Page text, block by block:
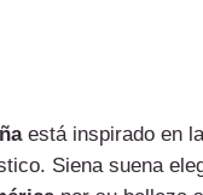
está inspirado en
Siena suena